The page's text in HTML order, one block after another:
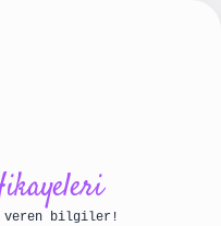
Politikası
veren bilgiler!